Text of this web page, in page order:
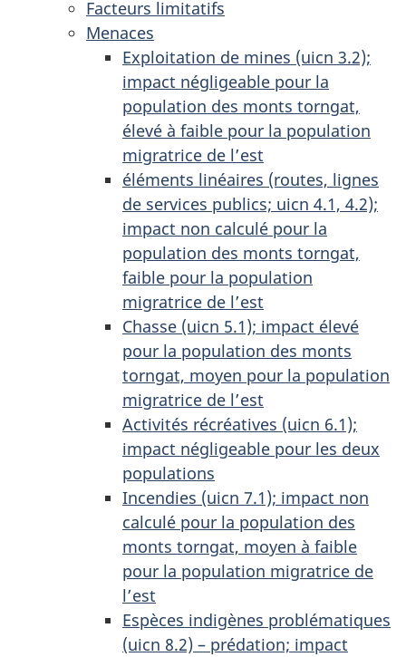
Facteurs limitatifs
Menaces
Exploitation de mines (uicn 3.2);
impact négligeable pour la
population des monts torngat,
élevé à faible pour la population
migratrice de l’est
éléments linéaires (routes, lignes
de services publics; uicn 4.1, 4.2);
impact non calculé pour la
population des monts torngat,
faible pour la population
migratrice de l’est
Chasse (uicn 5.1); impact élevé
pour la population des monts
torngat, moyen pour la population
migratrice de l’est
Activités récréatives (uicn 6.1);
impact négligeable pour les deux
populations
Incendies (uicn 7.1); impact non
calculé pour la population des
monts torngat, moyen à faible
pour la population migratrice de
l’est
Espèces indigènes problématiques
(uicn 8.2) – prédation; impact